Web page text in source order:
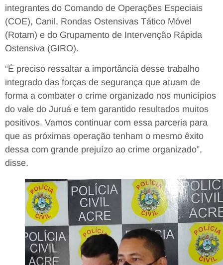
integrantes do Comando de Operações Especiais
(COE), Canil, Rondas Ostensivas Tático Móvel
(Rotam) e do Grupamento de Intervenção Rápida
Ostensiva (GIRO).
“É preciso ressaltar a importância desse trabalho
integrado das forças de segurança que atuam de
forma a combater o crime organizado nos municípios
do vale do Juruá e tem garantido resultados muitos
positivos. Vamos continuar com essa parceria para
que as próximas operação tenham o mesmo êxito
dessa com grande prejuízo ao crime organizado”,
disse.